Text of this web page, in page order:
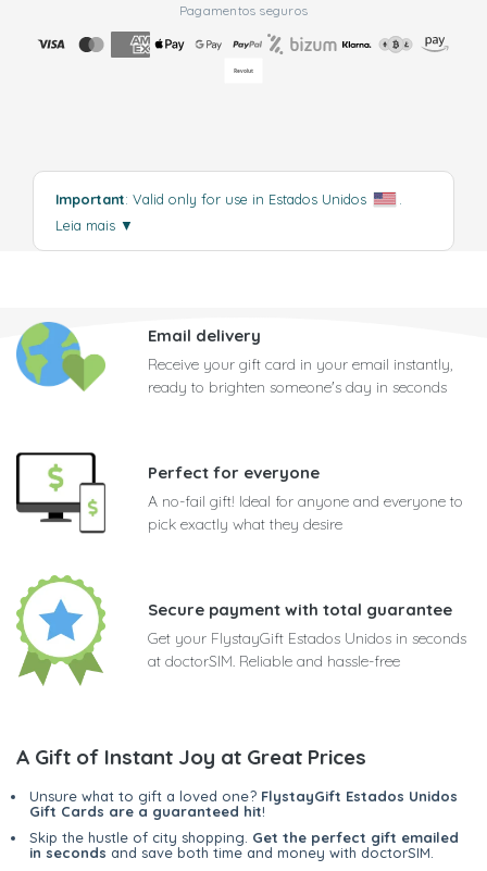
Pagamentos seguros
Important: Valid only for use in Estados Unidos
Leia mais ▼
Email delivery
Receive your gift card in your email instantly,
ready to brighten someone's day in seconds
Perfect for everyone
A no-fail gift! Ideal for anyone and everyone to
pick exactly what they desire
Secure payment with total guarantee
Get your FlystayGift Estados Unidos in seconds
at doctorSIM. Reliable and hassle-free
A Gift of Instant Joy at Great Prices
Unsure what to gift a loved one? FlystayGift Estados Unidos
Gift Cards are a guaranteed hit!
Skip the hustle of city shopping. Get the perfect gift emailed
in seconds and save both time and money with doctorSIM.